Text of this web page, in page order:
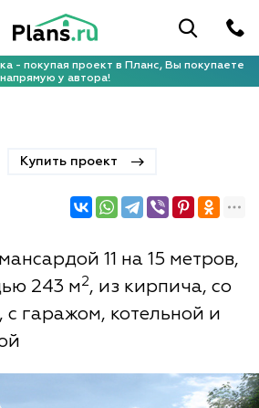
- покупая проект в Планс, Вы покупаете
напрямую у автора!
Купить проект
11 на 15 метров,
243 м2, из кирпича, со
с гаражом, котельной и